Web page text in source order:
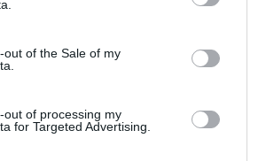
to Google and its third-party tags to
below specified purposes in below Google
out of the Sale of my
out of processing my
for Targeted Advertising.